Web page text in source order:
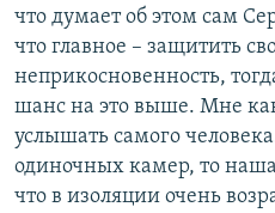
что думает об этом сам
что главное – защитить
неприкосновенность,
шанс на это выше. Мне
услышать самого
одиночных камер, то
что в изоляции очень